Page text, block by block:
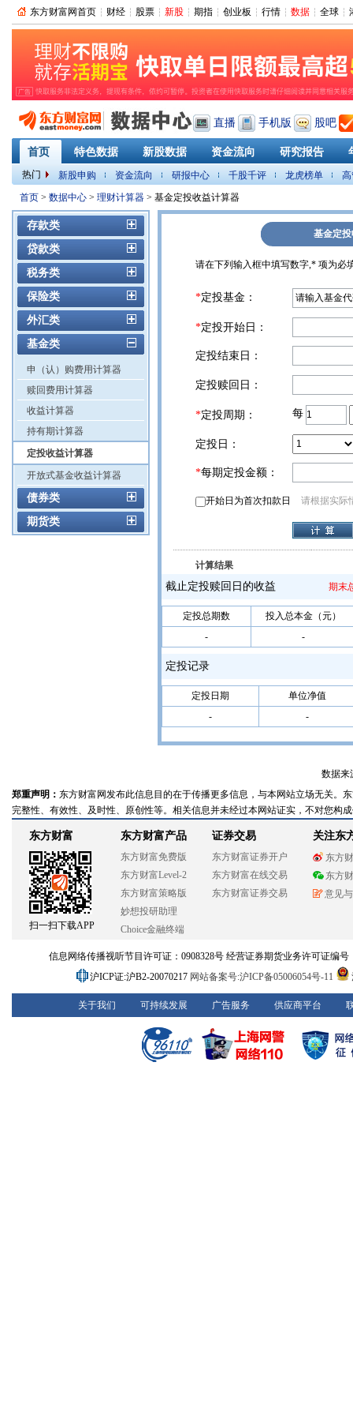
东方财富网首页 财经 股票 新股 期指 创业板 行情 数据 全球
直播 手机版 股吧
首页 特色数据 新股数据 资金流向 研究报告
热门 新股申购 资金流向 研报中心 千股千评 龙虎榜单
PMI
首页 > 数据中心 > 理财计算器 > 基金定投收益计算器
存款类
贷款类
税务类
保险类
外汇类
基金类
申（认）购费用计算器
赎回费用计算器
收益计算器
持有期计算器
定投收益计算器
开放式基金收益计算器
债券类
期货类
基金定
请在下列输入框中填写数字,* 项为必
*定投基金：
*定投开始日：
定投结束日：
定投赎回日：
*定投周期： 每
定投日：
*每期定投金额：
开始日为首次扣款日 请根据实际
计算结果
截止定投赎回日的收益 期末
定投总期数
投入总本金（元）
-
-
定投记录
定投日期
单位净值
-
-
数据来
郑重声明： 东方财富网发布此信息目的在于传播更多信息，与本网站立场无关。
完整性、有效性、及时性、原创性等。相关信息并未经过本网站证实，不对您构